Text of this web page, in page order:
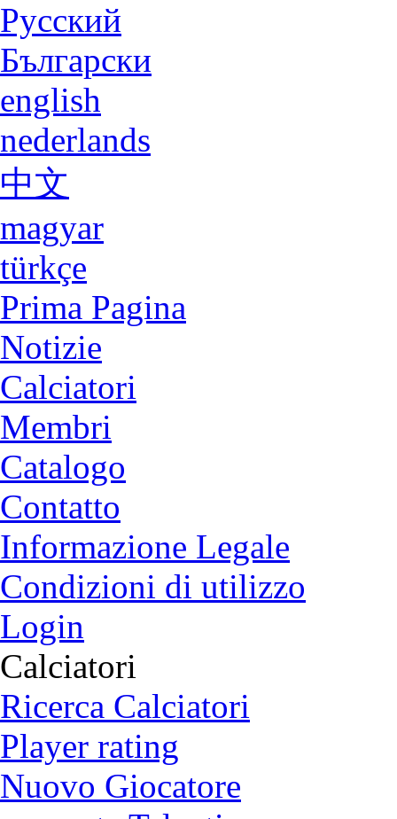
Русский
Български
english
nederlands
中文
magyar
türkçe
Prima Pagina
Notizie
Calciatori
Membri
Catalogo
Contatto
Informazione Legale
Condizioni di utilizzo
Login
Calciatori
Ricerca Calciatori
Player rating
Nuovo Giocatore